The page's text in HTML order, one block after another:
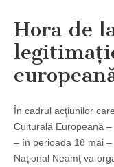
Hora de
În cadrul acţiunilor
Culturală Europeană
– în perioada 18 mai
Naţional Neamţ va